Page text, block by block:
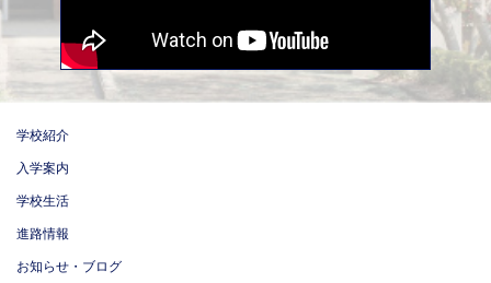
学校紹介
入学案内
学校生活
進路情報
お知らせ・ブログ